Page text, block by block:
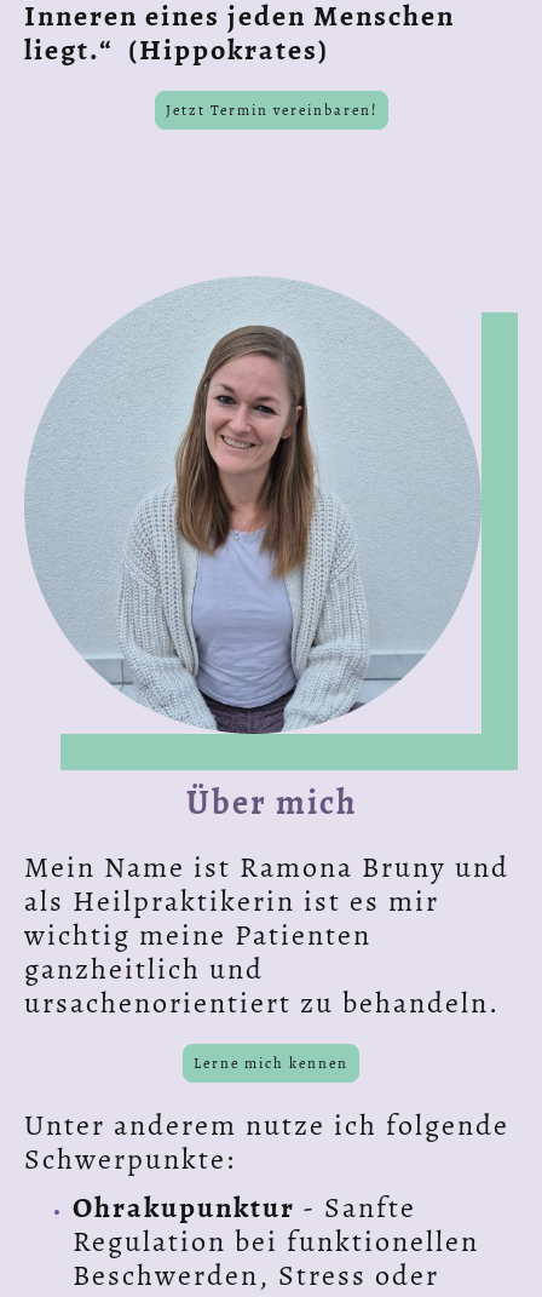
Inneren eines jeden Menschen
liegt.“ (Hippokrates)
Jetzt Termin vereinbaren!
Über mich
Mein Name ist Ramona Bruny und
als Heilpraktikerin ist es mir
wichtig meine Patienten
ganzheitlich und
ursachenorientiert zu behandeln.
Lerne mich kennen
Unter anderem nutze ich folgende
Schwerpunkte:
Ohrakupunktur - Sanfte
Regulation bei funktionellen
Beschwerden, Stress oder